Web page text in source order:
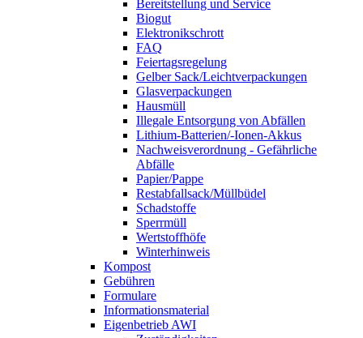
Bereitstellung und Service
Biogut
Elektronikschrott
FAQ
Feiertagsregelung
Gelber Sack/Leichtverpackungen
Glasverpackungen
Hausmüll
Illegale Entsorgung von Abfällen
Lithium-Batterien/-Ionen-Akkus
Nachweisverordnung - Gefährliche
Abfälle
Papier/Pappe
Restabfallsack/Müllbüdel
Schadstoffe
Sperrmüll
Wertstoffhöfe
Winterhinweis
Kompost
Gebühren
Formulare
Informationsmaterial
Eigenbetrieb AWI